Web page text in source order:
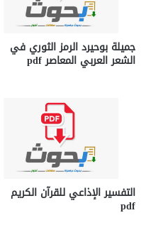
جميلة بوحيرد الرمز الثوري في
الشعر العربي المعاصر pdf
التفسير الإذاعي للقرآن الكريم
pdf